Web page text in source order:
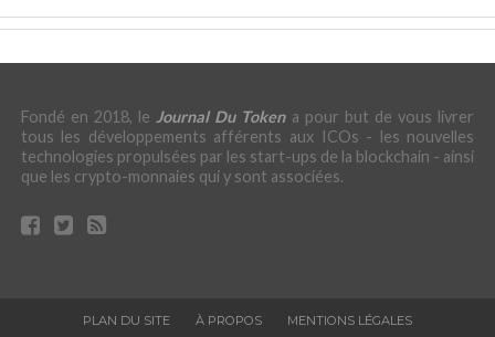
Fondé en 2018, le Journal Du Tokena pour but de vous livrer
tous les développements afférents aux ICOs - les nouvelles
technologies propulsées par les start-ups de la blockchain - ainsi
que les crypto-monnaies qui y sont associées.
PLAN DU SITE À PROPOS
MENTIONS LÉGALES